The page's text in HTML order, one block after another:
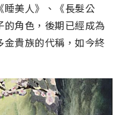
睡美人》、《長髮公
角色，後期已經成為
金貴族的代稱，如今終